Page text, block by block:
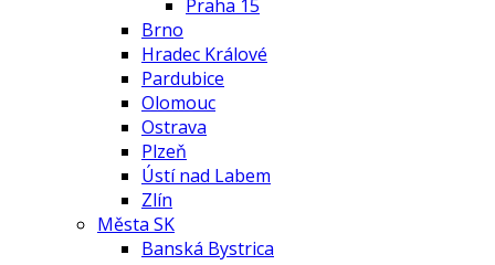
Praha 15
Brno
Hradec Králové
Pardubice
Olomouc
Ostrava
Plzeň
Ústí nad Labem
Zlín
Města SK
Banská Bystrica